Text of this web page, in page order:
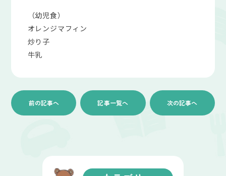
（幼児食）
オレンジマフィン
炒り子
牛乳
前の記事へ 記事一覧へ 次の記事へ